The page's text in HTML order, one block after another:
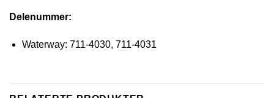
Delenummer:
Waterway: 711-4030, 711-4031